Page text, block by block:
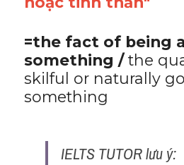
Report đề thi thật IELTS
Advice
Đề thi thật Task 2
=the fact of being
something / the
skilful or naturally
something
IELTS TUTOR lưu ý: